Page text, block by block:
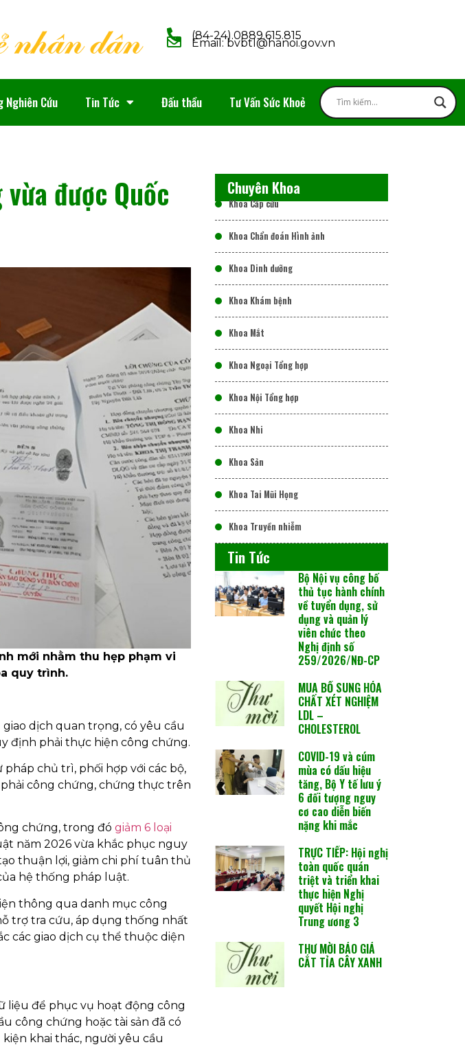
(84-24).0889.615.815
Email: bvbtl@hanoi.gov.vn
Nghiên Cứu Tin Tức Đấu thầu Tư Vấn Sức Khoẻ
được Quốc
mới nhằm thu hẹp phạm vi
quy trình.
dịch quan trọng, có yêu cầu
định phải thực hiện công chứng.
chủ trì, phối hợp với các bộ,
công chứng, chứng thực trên
chứng, trong đó giảm 6 loại
năm 2026 vừa khắc phục nguy
thuận lợi, giảm chi phí tuân thủ
hệ thống pháp luật.
thông qua danh mục công
trợ tra cứu, áp dụng thống nhất
các giao dịch cụ thể thuộc diện
liệu để phục vụ hoạt động công
công chứng hoặc tài sản đã có
khai thác, người yêu cầu
Chuyên Khoa
Khoa Cấp cứu
Khoa Chẩn đoán Hình ảnh
Khoa Dinh dưỡng
Khoa Khám bệnh
Khoa Mắt
Khoa Ngoại Tổng hợp
Khoa Nội Tổng hợp
Khoa Nhi
Khoa Sản
Khoa Tai Mũi Họng
Khoa Truyền nhiễm
Tin Tức
Bộ Nội vụ công bố
thủ tục hành chính
về tuyển dụng, sử
dụng và quản lý
viên chức theo
Nghị định số
259/2026/NĐ-CP
MUA BỔ SUNG HÓA
CHẤT XÉT NGHIỆM
LDL –
CHOLESTEROL
COVID-19 và cúm
mùa có dấu hiệu
tăng, Bộ Y tế lưu ý
6 đối tượng nguy
cơ cao diễn biến
nặng khi mắc
TRỰC TIẾP: Hội nghị
toàn quốc quán
triệt và triển khai
thực hiện Nghị
quyết Hội nghị
Trung ương 3
THƯ MỜI BÁO GIÁ
CẮT TỈA CÂY XANH